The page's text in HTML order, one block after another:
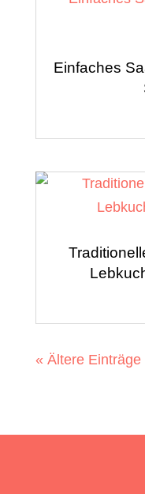
Einfaches
« Ältere Einträge